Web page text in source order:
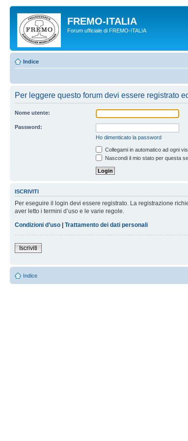
FREMO-ITALIA
Forum ufficiale di FREMO-ITALIA
Indice
Per leggere questo forum devi essere registrato
Nome utente:
Password:
Ho dimenticato la password
Collegami in automatico ad ogni
Nascondi il mio stato per questa
ISCRIVITI
Per eseguire il login devi essere registrato. La registrazione
aver letto i termini d’uso e le varie regole.
Condizioni d’uso | Trattamento dei dati personali
Iscriviti
Indice